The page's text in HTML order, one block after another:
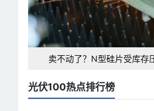
卖不动了？N型硅片受库存
光伏100热点排行榜